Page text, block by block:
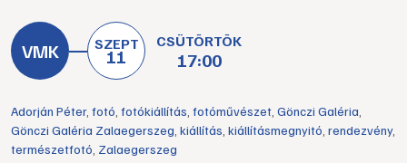
SZEPT
11
CSÜTÖRTÖK
17:00
Adorján Péter, fotó fotókiállítás fotóművészet Gönczi Galéria
Gönczi Galéria Zalaegerszeg kiállítás kiállításmegnyitó rendezvény,
természetfotó Zalaegerszeg